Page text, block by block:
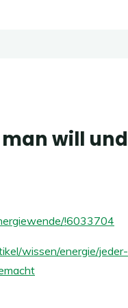
will und
!6033704
wissen/energie/jeder-